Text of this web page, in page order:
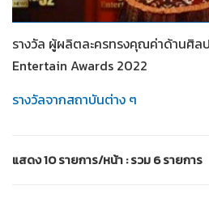
2565
รางวัล ผู้ผลิตละครทรงคุณค่าด้านศิล
Entertain Awards 2022
รางวัลจากสถาบันต่าง ๆ
แสดง 10 รายการ/หน้า : รวม 6 รายการ